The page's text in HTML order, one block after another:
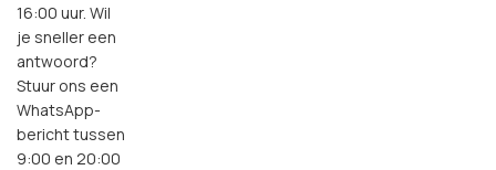
16:00 uur. Wil
je sneller een
antwoord?
Stuur ons een
WhatsApp-
bericht tussen
9:00 en 20:00